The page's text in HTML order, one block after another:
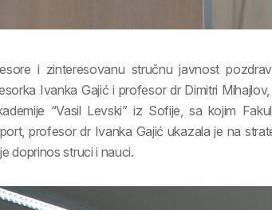
i zinteresovanu stručnu javnost
Ivanka Gajić i profesor dr Dimitri
“Vasil Levski” iz Sofije, sa kojim
profesor dr Ivanka Gajić ukazala je na
doprinos struci i nauci.